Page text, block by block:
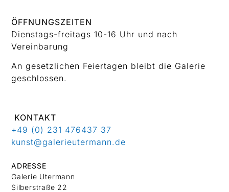
ÖFFNUNGSZEITEN
Dienstags-freitags 10-16 Uhr und nach
Vereinbarung
An gesetzlichen Feiertagen bleibt die Galerie
geschlossen.
KONTAKT
+49 (0) 231 476437 37
kunst@galerieutermann.de
ADRESSE
Galerie Utermann
Silberstraße 22